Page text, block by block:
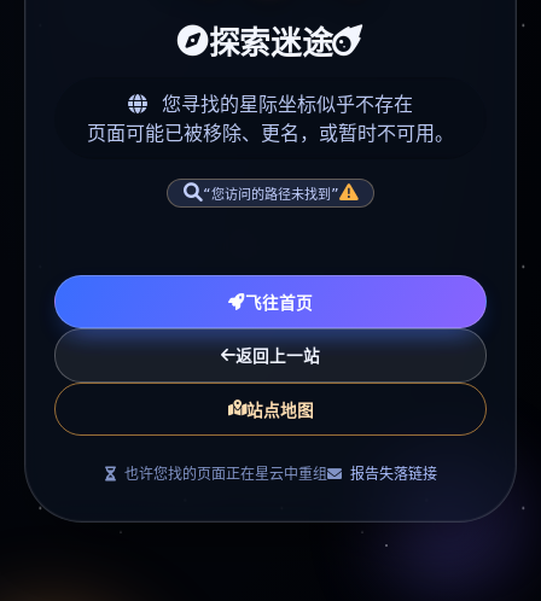
探索迷途
您寻找的星际坐标似乎不存在
页面可能已被移除、更名，或暂时不可用。
“您访问的路径未找到”
飞往首页
返回上一站
站点地图
也许您找的页面正在星云中重组 报告失落链接